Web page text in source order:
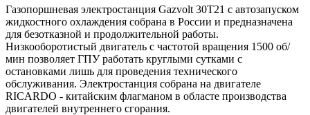
Газопоршневая электростанция Gazvolt 30T21 с автозапуском
жидкостного охлаждения собрана в России и предназначена
для безотказной и продолжительной работы.
Низкооборотистый двигатель с частотой вращения 1500 об/
мин позволяет ГПУ работать круглыми сутками с
остановками лишь для проведения технического
обслуживания. Электростанция собрана на двигателе
RICARDO - китайским флагманом в областе производства
двигателей внутреннего сгорания.